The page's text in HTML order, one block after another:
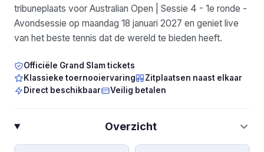
tribuneplaats voor Australian Open | Sessie 4 - 1e ronde -
Avondsessie op maandag 18 januari 2027 en geniet live
van het beste tennis dat de wereld te bieden heeft.
Officiële Grand Slam tickets
Klassieke toernooiervaring
Zitplaatsen naast elkaar
Direct beschikbaar
Veilig betalen
Overzicht